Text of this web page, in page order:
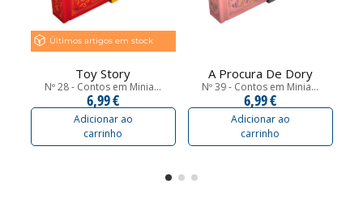
Últimos artigos em stock
Toy Story
Nº 28 - Contos em Minia...
6,99 €
Adicionar ao
carrinho
A Procura De Dory
Nº 39 - Contos em Minia...
6,99 €
Adicionar ao
carrinho